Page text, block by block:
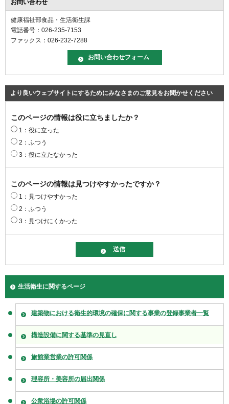
お問い合わせ
健康福祉部食品・生活衛生課
電話番号：026-235-7153
ファックス：026-232-7288
より良いウェブサイトにするためにみなさまのご意見をお聞かせください
このページの情報は役に立ちましたか？
1：役に立った
2：ふつう
3：役に立たなかった
このページの情報は見つけやすかったですか？
1：見つけやすかった
2：ふつう
3：見つけにくかった
生活衛生に関するページ
建築物における衛生的環境の確保に関する事業の登録事業者一覧
構造設備に関する基準の見直し
旅館業営業の許可関係
理容所・美容所の届出関係
公衆浴場の許可関係